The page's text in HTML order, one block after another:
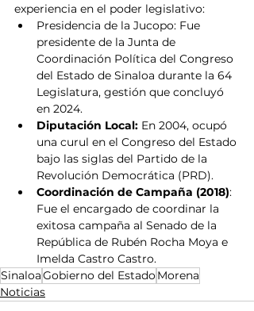
experiencia en el poder legislativo:
Presidencia de la Jucopo: Fue
presidente de la Junta de
Coordinación Política del Congreso
del Estado de Sinaloa durante la 64
Legislatura, gestión que concluyó
en 2024.
Diputación Local: En 2004, ocupó
una curul en el Congreso del Estado
bajo las siglas del Partido de la
Revolución Democrática (PRD).
Coordinación de Campaña (2018):
Fue el encargado de coordinar la
exitosa campaña al Senado de la
República de Rubén Rocha Moya e
Imelda Castro Castro.
SinaloaGobierno del EstadoMorena
Noticias